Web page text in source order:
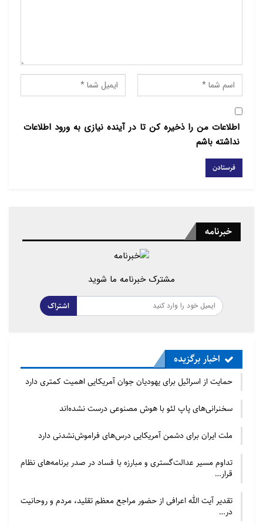
اطلاعات من را ذخیره کن تا در آینده نیازی به ورود اطلاعات
نداشته باشم
خبرنامه
مشترک خبرنامه ما شوید
اشتراک
اخبار برگزیده
حمایت از اسرائیل برای یهودیان جوان آمریکایی اهمیت کمتری دارد
سخنرانی‌های پاپ لئو با هوش مصنوعی درست نشده‌اند
ملت ایران برای دشمن آمریکایی درس‌های فراموش‌نشدنی دارد
تداوم مسیر عدالت‌گستری و مبارزه با فساد در صدر برنامه‌های نظام
قرار…
تقدیر آیت الله اعرافی از حضور مراجع معظم تقلید، مردم و روحانیت
در…